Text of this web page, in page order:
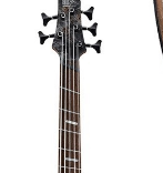
エレキギ